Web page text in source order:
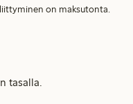
on maksutonta.
tasalla.